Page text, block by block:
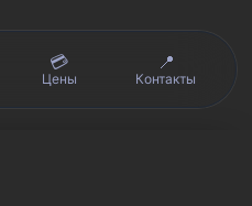
💳
Цены
📍
Контакты